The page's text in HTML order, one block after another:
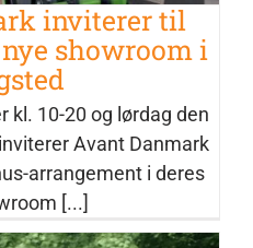
inviterer til
showroom i
kl. 10-20 og lørdag den
Avant Danmark
arrangement i deres
[...]